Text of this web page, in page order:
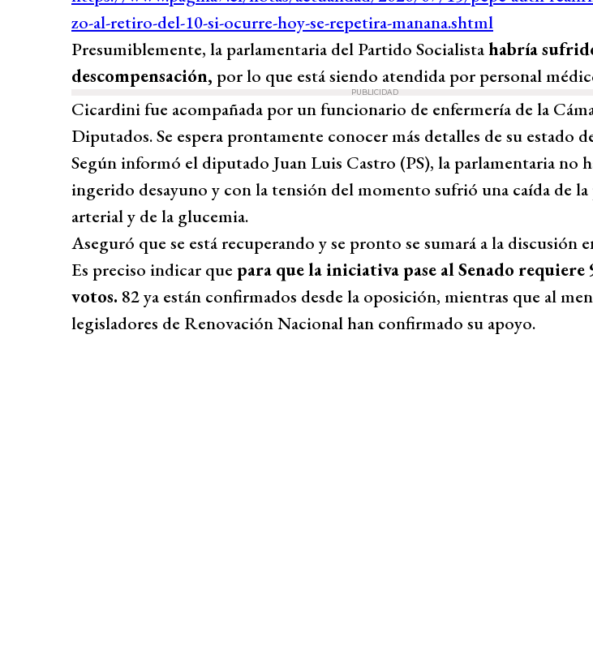
Presumiblemente, la parlamentaria del Partido Socialistahabría
descompensación, por lo que está siendo atendida por personal
PUBLICIDAD
Cicardini fue acompañada por un funcionario de enfermería de la
Diputados. Se espera prontamente conocer más detalles de su estado
Según informó el diputado Juan Luis Castro (PS), la parlamentaria no
ingerido desayuno y con la tensión del momento sufrió una caída de
arterial y de la glucemia.
Aseguró que se está recuperando y se pronto se sumará a la discusión
Es preciso indicar que para que la iniciativa pase al Senado requiere
votos. 82 ya están confirmados desde la oposición, mientras que al
legisladores de Renovación Nacional han confirmado su apoyo.